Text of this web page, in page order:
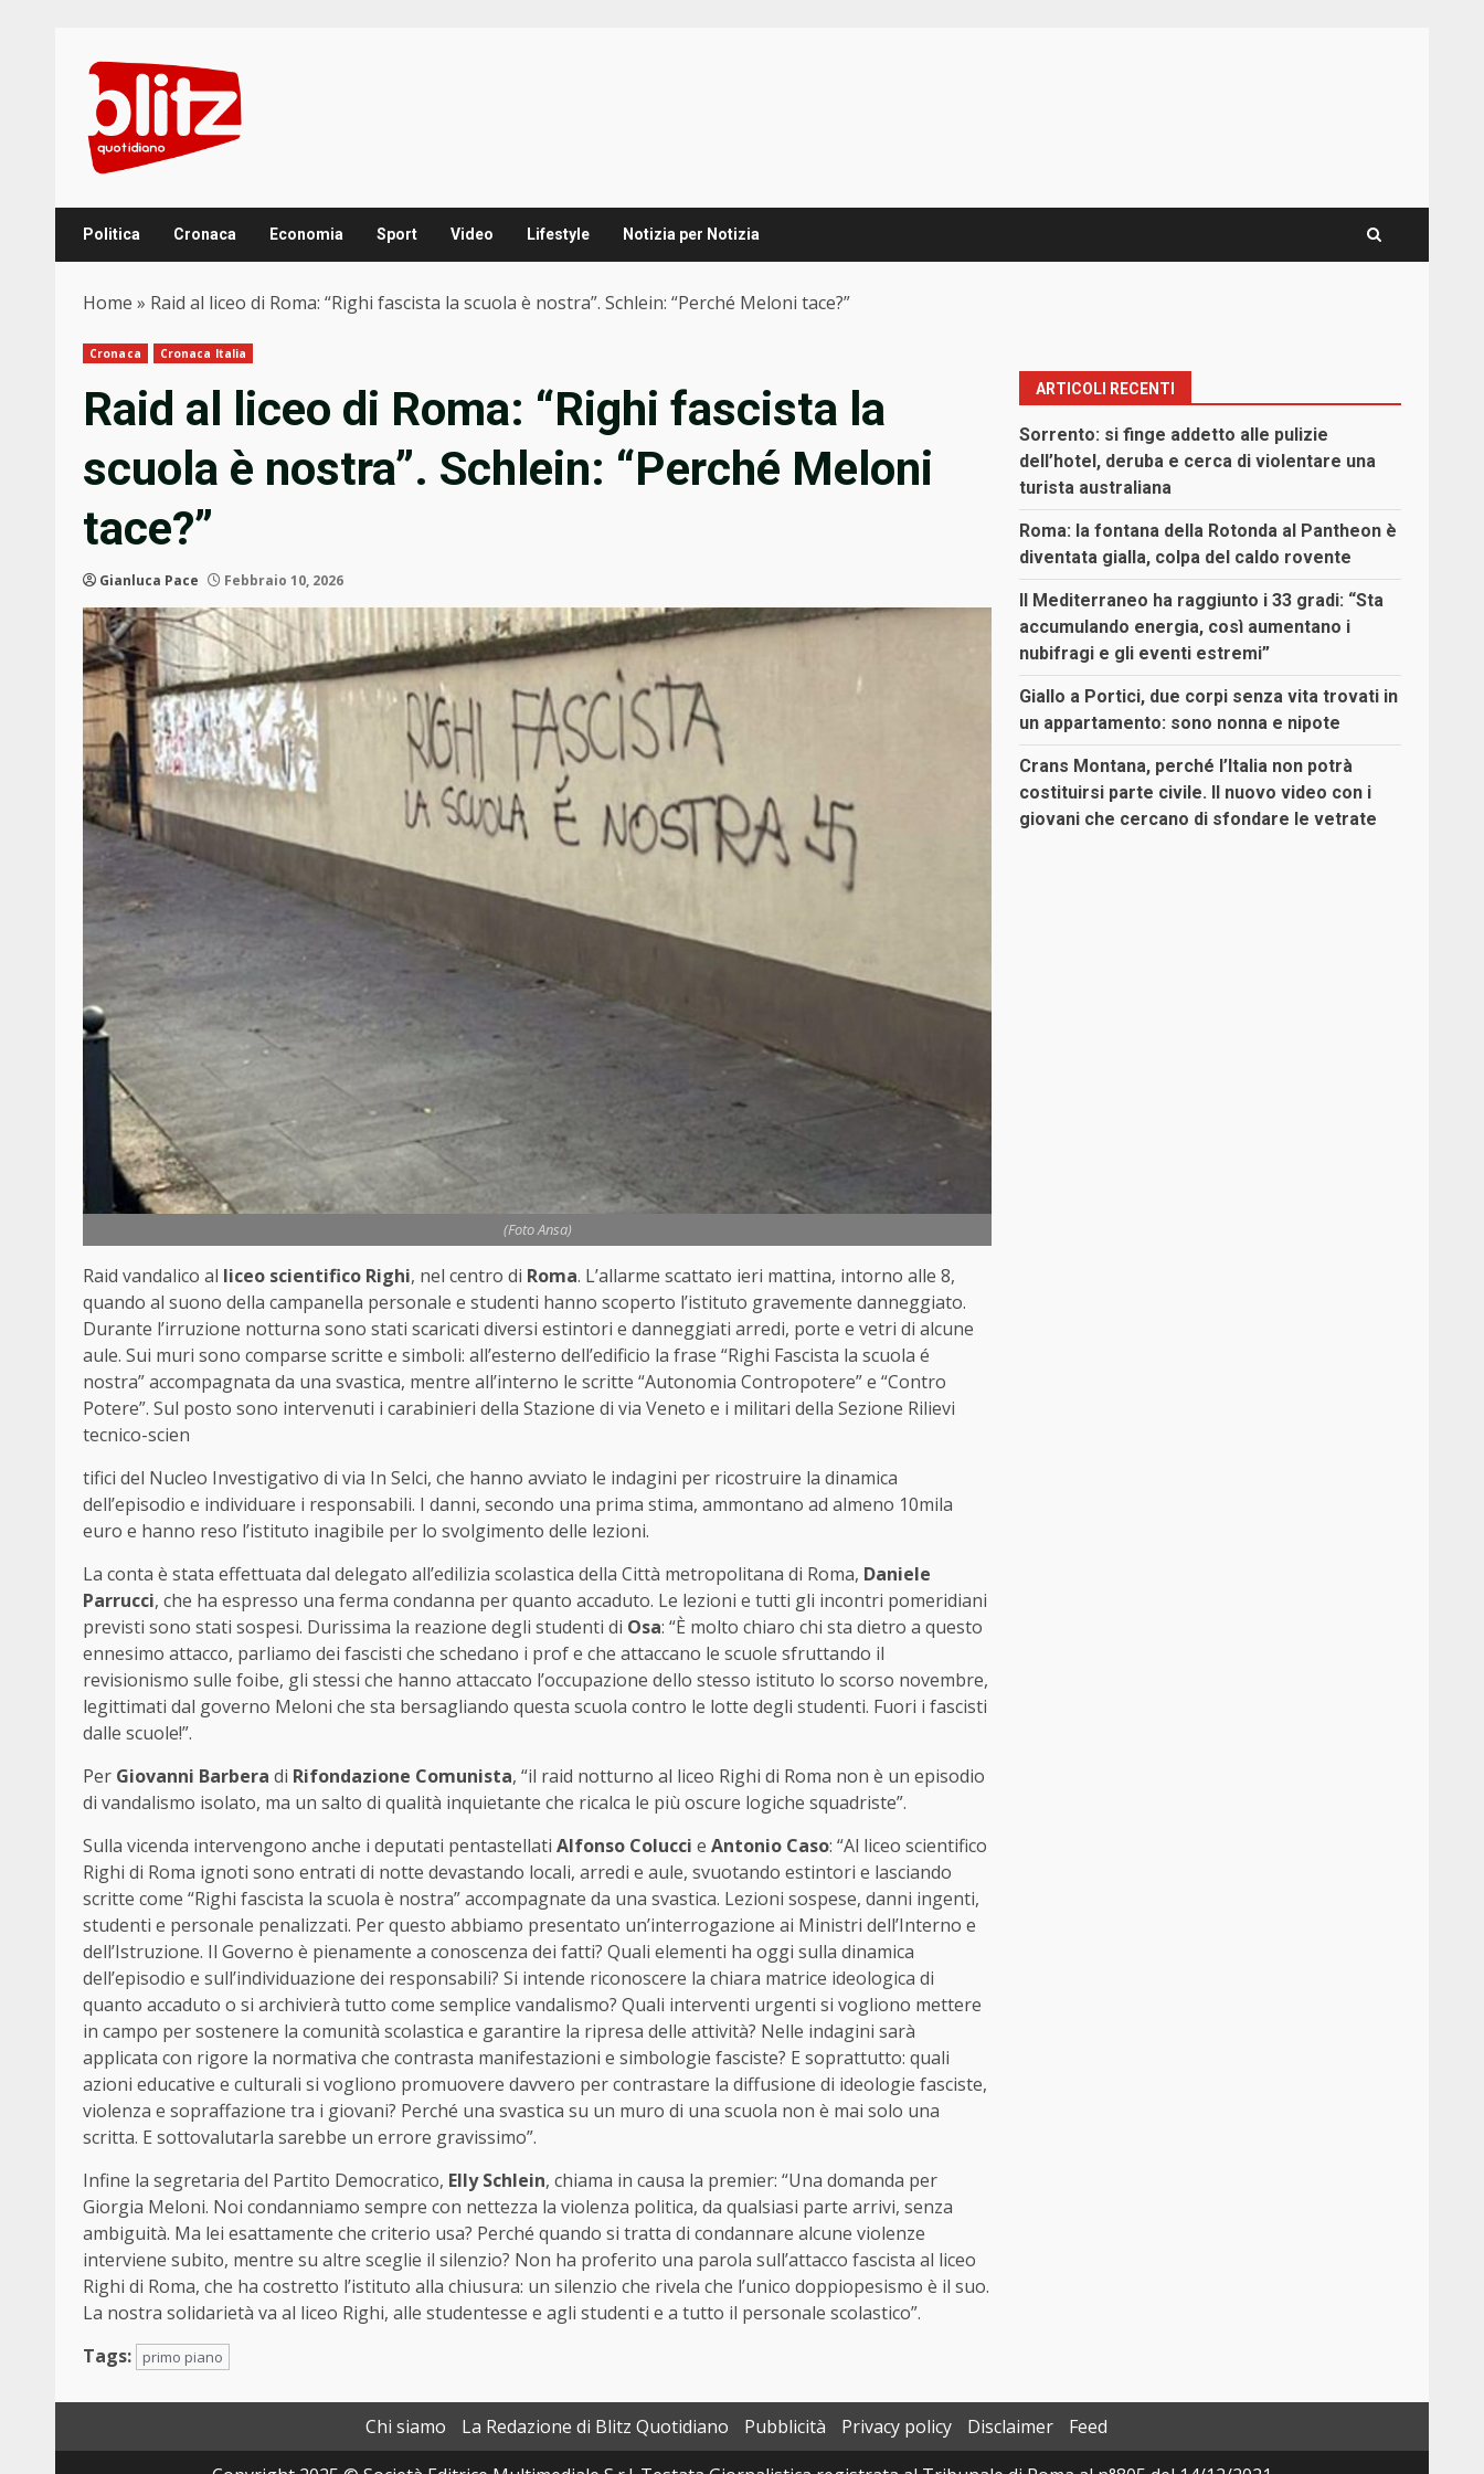
content
Politica Cronaca Economia Sport Video Lifestyle Notizia per Notizia
Home » Raid al liceo di Roma: “Righi fascista la scuola è nostra”. Schlein: “Perché Meloni tace?”
Cronaca Cronaca Italia
Raid al liceo di Roma: “Righi fascista la
scuola è nostra”. Schlein: “Perché Meloni
tace?”
Gianluca Pace Febbraio 10, 2026
(Foto Ansa)
Raid vandalico al liceo scientifico Righi, nel centro di Roma. L’allarme scattato ieri mattina, intorno alle 8,
quando al suono della campanella personale e studenti hanno scoperto l’istituto gravemente danneggiato.
Durante l’irruzione notturna sono stati scaricati diversi estintori e danneggiati arredi, porte e vetri di alcune
aule. Sui muri sono comparse scritte e simboli: all’esterno dell’edificio la frase “Righi Fascista la scuola é
nostra” accompagnata da una svastica, mentre all’interno le scritte “Autonomia Contropotere” e “Contro
Potere”. Sul posto sono intervenuti i carabinieri della Stazione di via Veneto e i militari della Sezione Rilievi
tecnico-scien
tifici del Nucleo Investigativo di via In Selci, che hanno avviato le indagini per ricostruire la dinamica
dell’episodio e individuare i responsabili. I danni, secondo una prima stima, ammontano ad almeno 10mila
euro e hanno reso l’istituto inagibile per lo svolgimento delle lezioni.
La conta è stata effettuata dal delegato all’edilizia scolastica della Città metropolitana di Roma, Daniele
Parrucci, che ha espresso una ferma condanna per quanto accaduto. Le lezioni e tutti gli incontri pomeridiani
previsti sono stati sospesi. Durissima la reazione degli studenti di Osa: “È molto chiaro chi sta dietro a questo
ennesimo attacco, parliamo dei fascisti che schedano i prof e che attaccano le scuole sfruttando il
revisionismo sulle foibe, gli stessi che hanno attaccato l’occupazione dello stesso istituto lo scorso novembre,
legittimati dal governo Meloni che sta bersagliando questa scuola contro le lotte degli studenti. Fuori i fascisti
dalle scuole!”.
Per Giovanni Barbera di Rifondazione Comunista, “il raid notturno al liceo Righi di Roma non è un episodio
di vandalismo isolato, ma un salto di qualità inquietante che ricalca le più oscure logiche squadriste”.
Sulla vicenda intervengono anche i deputati pentastellati Alfonso Colucci e Antonio Caso: “Al liceo scientifico
Righi di Roma ignoti sono entrati di notte devastando locali, arredi e aule, svuotando estintori e lasciando
scritte come “Righi fascista la scuola è nostra” accompagnate da una svastica. Lezioni sospese, danni ingenti,
studenti e personale penalizzati. Per questo abbiamo presentato un’interrogazione ai Ministri dell’Interno e
dell’Istruzione. Il Governo è pienamente a conoscenza dei fatti? Quali elementi ha oggi sulla dinamica
dell’episodio e sull’individuazione dei responsabili? Si intende riconoscere la chiara matrice ideologica di
quanto accaduto o si archivierà tutto come semplice vandalismo? Quali interventi urgenti si vogliono mettere
in campo per sostenere la comunità scolastica e garantire la ripresa delle attività? Nelle indagini sarà
applicata con rigore la normativa che contrasta manifestazioni e simbologie fasciste? E soprattutto: quali
azioni educative e culturali si vogliono promuovere davvero per contrastare la diffusione di ideologie fasciste,
violenza e sopraffazione tra i giovani? Perché una svastica su un muro di una scuola non è mai solo una
scritta. E sottovalutarla sarebbe un errore gravissimo”.
Infine la segretaria del Partito Democratico, Elly Schlein, chiama in causa la premier: “Una domanda per
Giorgia Meloni. Noi condanniamo sempre con nettezza la violenza politica, da qualsiasi parte arrivi, senza
ambiguità. Ma lei esattamente che criterio usa? Perché quando si tratta di condannare alcune violenze
interviene subito, mentre su altre sceglie il silenzio? Non ha proferito una parola sull’attacco fascista al liceo
Righi di Roma, che ha costretto l’istituto alla chiusura: un silenzio che rivela che l’unico doppiopesismo è il suo.
La nostra solidarietà va al liceo Righi, alle studentesse e agli studenti e a tutto il personale scolastico”.
Tags:
primo piano
ARTICOLI RECENTI
Sorrento: si finge addetto alle pulizie
dell’hotel, deruba e cerca di violentare una
turista australiana
Roma: la fontana della Rotonda al Pantheon è
diventata gialla, colpa del caldo rovente
Il Mediterraneo ha raggiunto i 33 gradi: “Sta
accumulando energia, così aumentano i
nubifragi e gli eventi estremi”
Giallo a Portici, due corpi senza vita trovati in
un appartamento: sono nonna e nipote
Crans Montana, perché l’Italia non potrà
costituirsi parte civile. Il nuovo video con i
giovani che cercano di sfondare le vetrate
Chi siamo La Redazione di Blitz Quotidiano Pubblicità Privacy policy Disclaimer
Feed